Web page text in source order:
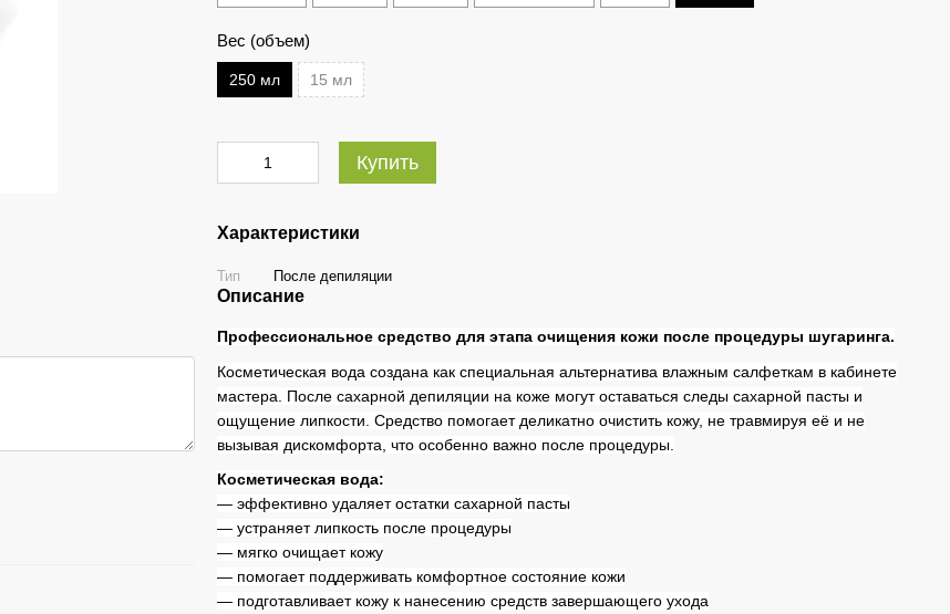
Вес (объем)
250 мл 15 мл
Купить
Характеристики
Тип После депиляции
Описание
Профессиональное средство для этапа очищения кожи после процедуры шугаринга.
Косметическая вода создана как специальная альтернатива влажным салфеткам в кабинете
мастера. После сахарной депиляции на коже могут оставаться следы сахарной пасты и
ощущение липкости. Средство помогает деликатно очистить кожу, не травмируя её и не
вызывая дискомфорта, что особенно важно после процедуры.
Косметическая вода:
— эффективно удаляет остатки сахарной пасты
— устраняет липкость после процедуры
— мягко очищает кожу
— помогает поддерживать комфортное состояние кожи
— подготавливает кожу к нанесению средств завершающего ухода